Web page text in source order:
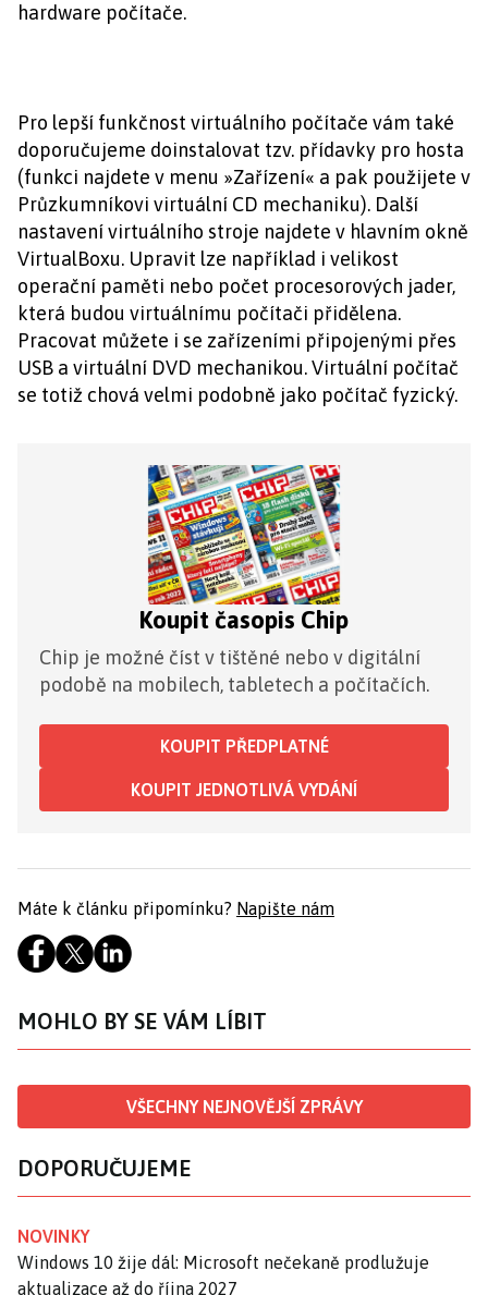
hardware počítače.
Pro lepší funkčnost virtuálního počítače vám také
doporučujeme doinstalovat tzv. přídavky pro hosta
(funkci najdete v menu »Zařízení« a pak použijete v
Průzkumníkovi virtuální CD mechaniku). Další
nastavení virtuálního stroje najdete v hlavním okně
VirtualBoxu. Upravit lze například i velikost
operační paměti nebo počet procesorových jader,
která budou virtuálnímu počítači přidělena.
Pracovat můžete i se zařízeními připojenými přes
USB a virtuální DVD mechanikou. Virtuální počítač
se totiž chová velmi podobně jako počítač fyzický.
Koupit časopis Chip
Chip je možné číst v tištěné nebo v digitální
podobě na mobilech, tabletech a počítačích.
KOUPIT PŘEDPLATNÉ
KOUPIT JEDNOTLIVÁ VYDÁNÍ
Máte k článku připomínku? Napište nám
MOHLO BY SE VÁM LÍBIT
VŠECHNY NEJNOVĚJŠÍ ZPRÁVY
DOPORUČUJEME
NOVINKY
Windows 10 žije dál: Microsoft nečekaně prodlužuje
aktualizace až do října 2027